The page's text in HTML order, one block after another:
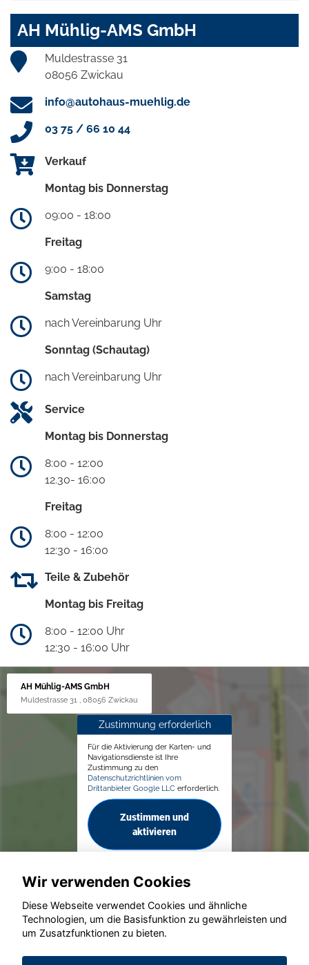
AH Mühlig-AMS GmbH
Muldestrasse 31
08056 Zwickau
info@autohaus-muehlig.de
03 75 / 66 10 44
Verkauf
Montag bis Donnerstag
09:00 - 18:00
Freitag
9:00 - 18:00
Samstag
nach Vereinbarung Uhr
Sonntag (Schautag)
nach Vereinbarung Uhr
Service
Montag bis Donnerstag
8:00 - 12:00
12.30- 16:00
Freitag
8:00 - 12:00
12:30 - 16:00
Teile & Zubehör
Montag bis Freitag
8:00 - 12:00 Uhr
12:30 - 16:00 Uhr
AH Mühlig-AMS GmbH
Muldestrasse 31 , 08056 Zwickau
Zustimmung erforderlich
Für die Aktivierung der Karten- und
Navigationsdienste ist Ihre
Zustimmung zu den
Datenschutzrichtlinien vom
Drittanbieter Google LLC erforderlich.
Zustimmen und
aktivieren
© konjunkturmotor.de GmbH 2020 - 2026
Wir verwenden Cookies
Diese Webseite verwendet Cookies und ähnliche
Technologien, um die Basisfunktion zu gewährleisten und
um Zusatzfunktionen zu bieten.